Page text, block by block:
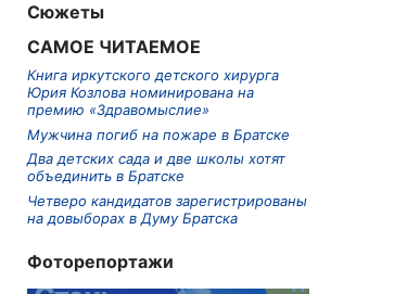
Сюжеты
САМОЕ ЧИТАЕМОЕ
Книга иркутского детского хирурга
Юрия Козлова номинирована на
премию «Здравомыслие»
Мужчина погиб на пожаре в Братске
Два детских сада и две школы хотят
объединить в Братске
Четверо кандидатов зарегистрированы
на довыборах в Думу Братска
Фоторепортажи